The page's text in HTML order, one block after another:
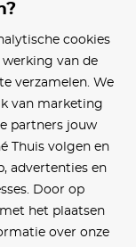
cookies
van de
verzamelen. We
van marketing
partners jouw
Thuis volgen en
advertenties en
Door op
het plaatsen
over onze